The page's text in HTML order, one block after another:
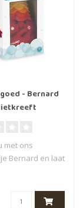
- Bernard
met ons
Bernard en laat
wassen!